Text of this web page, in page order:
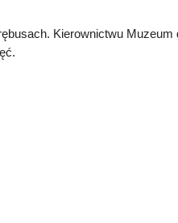
Kierownictwu Muzeum